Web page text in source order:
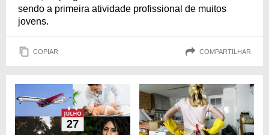
sendo a primeira atividade profissional de muitos
jovens.
COPIAR COMPARTILHAR